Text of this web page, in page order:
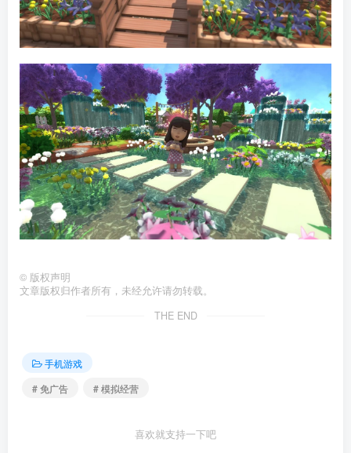
© 版权声明
文章版权归作者所有，未经允许请勿转载。
THE END
手机游戏
# 免广告
# 模拟经营
喜欢就支持一下吧